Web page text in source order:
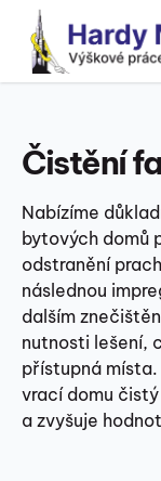
Čistění
Nabízíme
bytových domů
odstranění
následnou
dalším
nutnosti lešení,
přístupná místa.
vrací domu čistý
a zvyšuje